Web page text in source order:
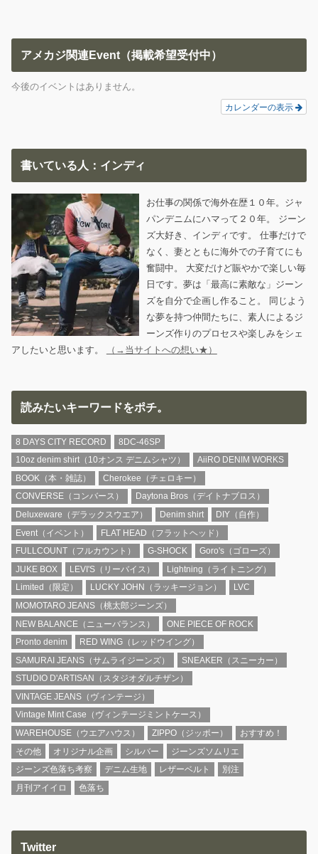
アメカジ関連Event（掲載希望受付中）
今後のイベントはありません。
カレンダーの表示
書いている人：インディ
お仕事の関係で海外在歴１０年。ジャ
パンデニムにハマって２０年。 ジーン
ズ大好き、インディです。 仕事だけで
なく、妻とともに海外での子育てにも
奮闘中。 大変だけど賑やかで楽しい毎
日です。夢は「最高に素敵な」ジーン
ズを自分で企画し作ること。 同じよう
な夢を持つ仲間たちに、素人によるジ
ーンズ作りのプロセスや楽しみをシェ
アしたいと思います。
（→当サイトへの想い★）
読みたいキーワードをポチ。
8 DAYS CITY RECORD
8DC-46SP
10oz denim shirt（10オンス デニムシャツ）
AiiRO DENIM WORKS
BOOK（本・雑誌）
Cherokee（チェロキー）
CONVERSE（コンバース）
Daytona Bros（デイトナブロス）
Deluxeware（デラックスウエア）
Denim shirt
DIY（自作）
Event（イベント）
FLAT HEAD（フラットヘッド）
FULLCOUNT（フルカウント）
G-SHOCK
Goro's（ゴローズ）
JUKE BOX
LEVI'S（リーバイス）
Lightning（ライトニング）
Limited（限定）
LUCKY JOHN（ラッキージョン）
LVC
MOMOTARO JEANS（桃太郎ジーンズ）
NEW BALANCE（ニューバランス）
ONE PIECE OF ROCK
Pronto denim
RED WING（レッドウイング）
SAMURAI JEANS（サムライジーンズ）
SNEAKER（スニーカー）
STUDIO D'ARTISAN（スタジオダルチザン）
VINTAGE JEANS（ヴィンテージ）
Vintage Mint Case（ヴィンテージミントケース）
WAREHOUSE（ウエアハウス）
ZIPPO（ジッポー）
おすすめ！
その他
オリジナル企画 シルバー
ジーンズソムリエ
ジーンズ色落ち考察
デニム生地 レザーベルト
別注
月刊アイイロ
色落ち
Twitter